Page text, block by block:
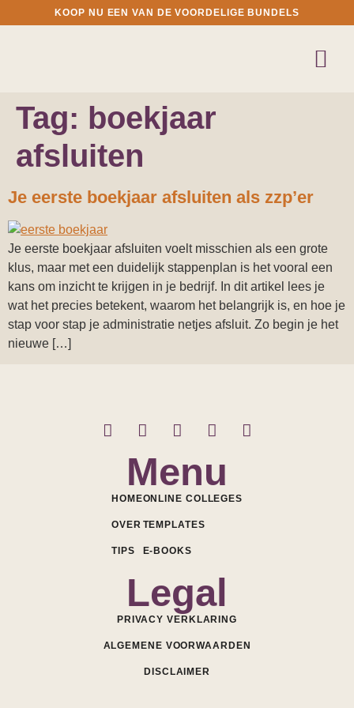
KOOP NU EEN VAN DE VOORDELIGE BUNDELS
Tag: boekjaar
afsluiten
Je eerste boekjaar afsluiten als zzp’er
Je eerste boekjaar afsluiten voelt misschien als een grote
klus, maar met een duidelijk stappenplan is het vooral een
kans om inzicht te krijgen in je bedrijf. In dit artikel lees je
wat het precies betekent, waarom het belangrijk is, en hoe je
stap voor stap je administratie netjes afsluit. Zo begin je het
nieuwe […]
Menu
HOME
OVER
TIPS
ONLINE COLLEGES
TEMPLATES
E-BOOKS
Legal
PRIVACY VERKLARING
ALGEMENE VOORWAARDEN
DISCLAIMER